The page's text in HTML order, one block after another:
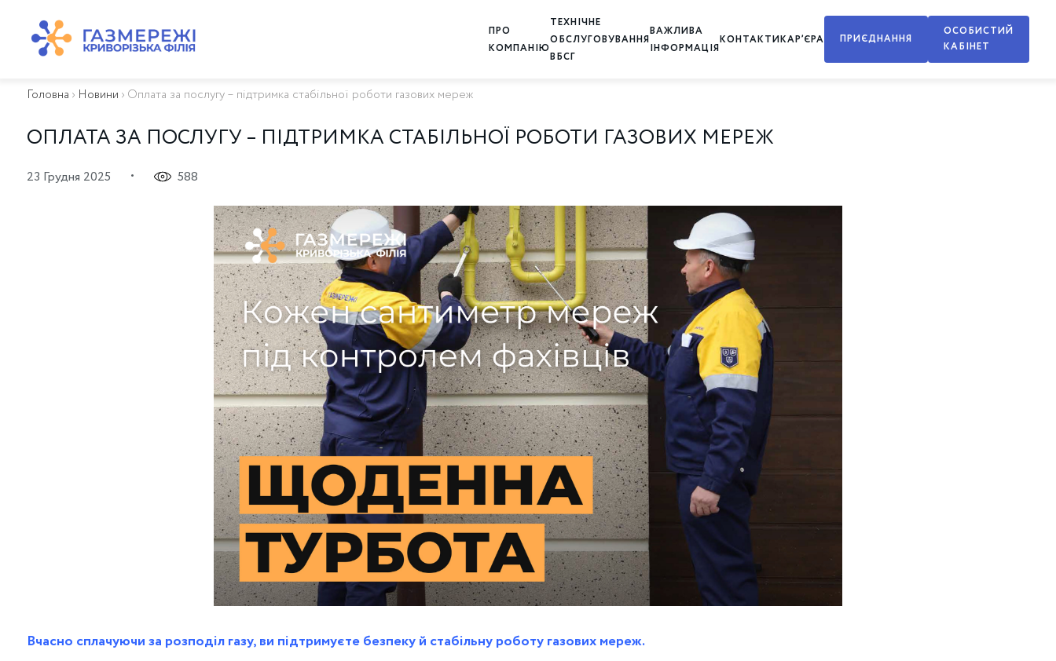
ПРО
КОМПАНІЮ
ТЕХНІЧНЕ
ОБСЛУГОВУВАННЯ
ВБСГ
ВАЖЛИВА
ІНФОРМАЦІЯ
КОНТАКТИКАР’ЄРА ПРИЄДНАННЯ
ОСОБИСТИЙ
КАБІНЕТ
ПРО КОМПАНІЮ
ВАЖЛИВА ІНФОРМАЦІЯ
КАР’ЄРА
ПРИЄДНАННЯ
Головна › Новини › Оплата за послугу – підтримка стабільної роботи газових мереж
ОПЛАТА ЗА ПОСЛУГУ – ПІДТРИМКА СТАБІЛЬНОЇ РОБОТИ ГАЗОВИХ МЕРЕЖ
23 Грудня 2025 • 588
Вчасно сплачуючи за розподіл газу, ви підтримуєте безпеку й стабільну роботу газових мереж.